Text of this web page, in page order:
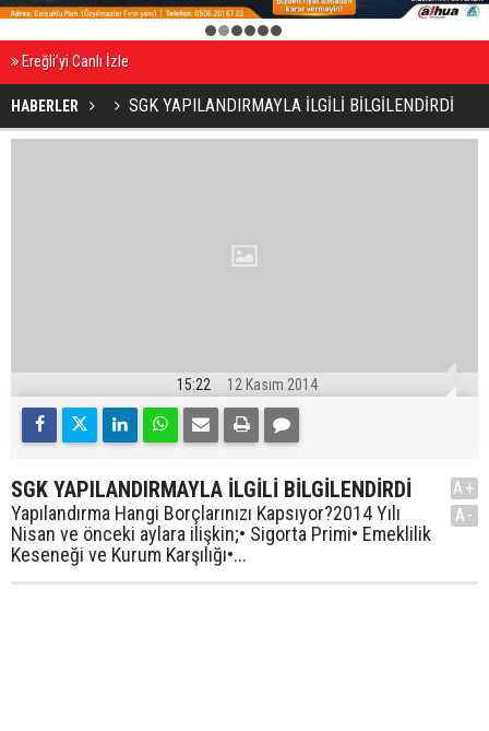
2 3 4 5 6
Ereğli’yi Canlı İzle
HABERLER SGK YAPILANDIRMAYLA İLGİLİ BİLGİLENDİRDİ
15:22 12 Kasım 2014
SGK YAPILANDIRMAYLA İLGİLİ BİLGİLENDİRDİ
Yapılandırma Hangi Borçlarınızı Kapsıyor?2014 Yılı
Nisan ve önceki aylara ilişkin;• Sigorta Primi• Emeklilik
Keseneği ve Kurum Karşılığı•...
A+
A-